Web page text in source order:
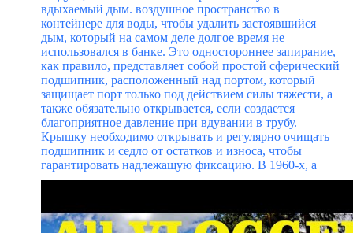
вдыхаемый дым. воздушное пространство в
контейнере для воды, чтобы удалить застоявшийся
дым, который на самом деле долгое время не
использовался в банке. Это одностороннее запирание,
как правило, представляет собой простой сферический
подшипник, расположенный над портом, который
защищает порт только под действием силы тяжести, а
также обязательно открывается, если создается
благоприятное давление при вдувании в трубу.
Крышку необходимо открывать и регулярно очищать
подшипник и седло от остатков и износа, чтобы
гарантировать надлежащую фиксацию. В 1960-х, а